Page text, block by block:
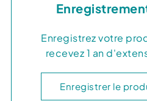
Enregistrez votre
recevez 1 an
Enregistrer le